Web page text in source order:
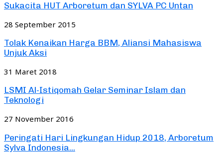
Sukacita HUT Arboretum dan SYLVA PC Untan
28 September 2015
Tolak Kenaikan Harga BBM, Aliansi Mahasiswa
Unjuk Aksi
31 Maret 2018
LSMI Al-Istiqomah Gelar Seminar Islam dan
Teknologi
27 November 2016
Peringati Hari Lingkungan Hidup 2018, Arboretum
Sylva Indonesia...